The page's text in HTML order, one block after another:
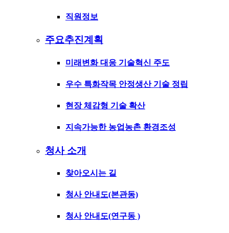
직원정보
주요추진계획
미래변화 대응 기술혁신 주도
우수 특화작목 안정생산 기술 정립
현장 체감형 기술 확산
지속가능한 농업농촌 환경조성
청사 소개
찾아오시는 길
청사 안내도(본관동)
청사 안내도(연구동 )